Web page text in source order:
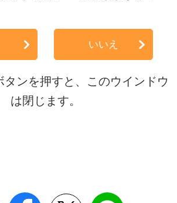
いいえ
ンを押すと、このウインドウ
は閉じます。